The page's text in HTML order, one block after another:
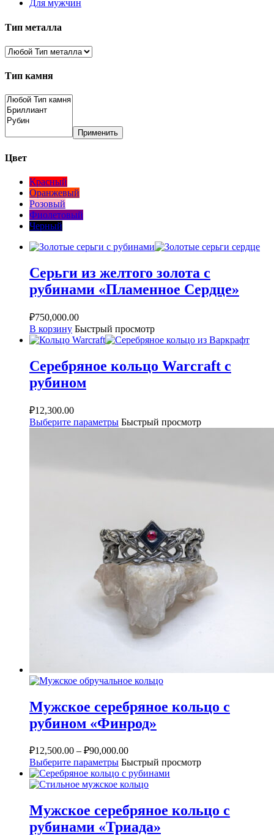
Для мужчин
Тип металла
Тип камня
Применить
Цвет
Красный
Оранжевый
Розовый
Фиолетовый
Черный
Серьги из желтого золота с
рубинами «Пламенное Сердце»
₽750,000.00
В корзину Быстрый просмотр
Серебряное кольцо Warcraft с
рубином
₽12,300.00
Выберите параметры Быстрый просмотр
Мужское серебряное кольцо с
рубином «Финрод»
₽12,500.00 – ₽90,000.00
Выберите параметры Быстрый просмотр
Мужское серебряное кольцо с
рубинами «Триада»